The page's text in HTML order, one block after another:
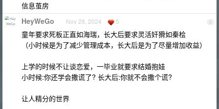
信息茧房
6
HeyWeGo Nov 28, 2024 5
童年要求死板正直如海瑞，长大后要求灵活奸猾如秦桧
（小时候是为了减少管理成本，长大后是为了尽量增加收益）
上学的时候不让谈恋爱，一毕业就要求结婚抱娃
小时候:你还学会撒谎了? 长大后:你就不会撒个谎?
让人精分的世界